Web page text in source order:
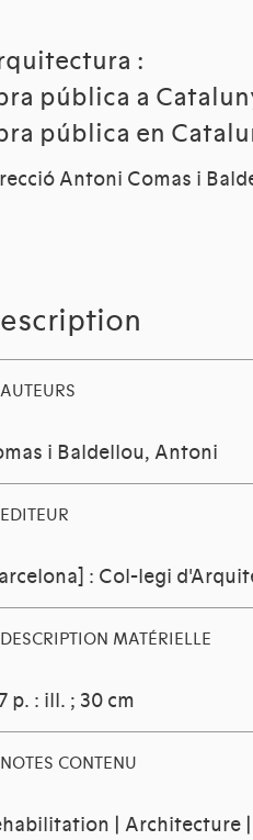
:
pública a
pública en
Antoni Comas i
AUTEURS
i Baldellou, Antoni
EDITEUR
: Col-legi
DESCRIPTION MATÉRIELLE
p. : ill. ; 30 cm
NOTES CONTENU
| Architecture